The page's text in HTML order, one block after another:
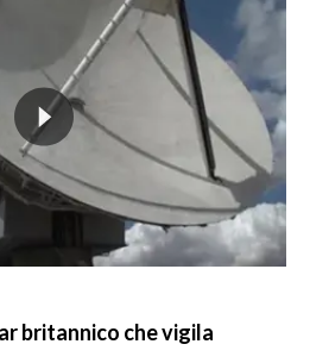
britannico che vigila